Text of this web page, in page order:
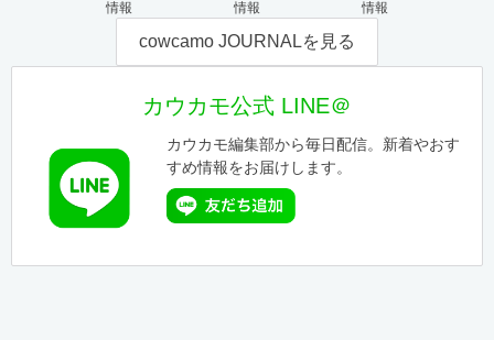
情報
情報
情報
cowcamo JOURNALを見る
カウカモ公式 LINE＠
カウカモ編集部から毎日配信。新着やおす
すめ情報をお届けします。